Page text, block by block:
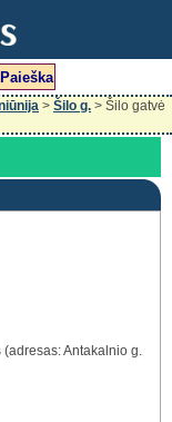
> Šilo g. > Šilo gatvė
Antakalnio g.